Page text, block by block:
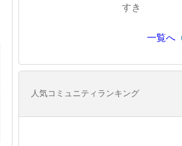
すき
一覧へ
人気コミュニティランキング